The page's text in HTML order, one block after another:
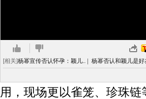
[相关]杨幂宣传否认怀孕：颖儿.. 杨幂否认和颖儿是好
用，现场更以雀笼、珍珠